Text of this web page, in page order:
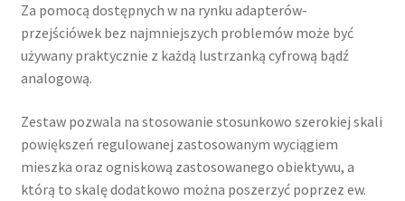
Za pomocą dostępnych w na rynku adapterów-
przejściówek bez najmniejszych problemów może być
używany praktycznie z każdą lustrzanką cyfrową bądź
analogową.
Zestaw pozwala na stosowanie stosunkowo szerokiej skali
powiększeń regulowanej zastosowanym wyciągiem
mieszka oraz ogniskową zastosowanego obiektywu, a
którą to skalę dodatkowo można poszerzyć poprzez ew.